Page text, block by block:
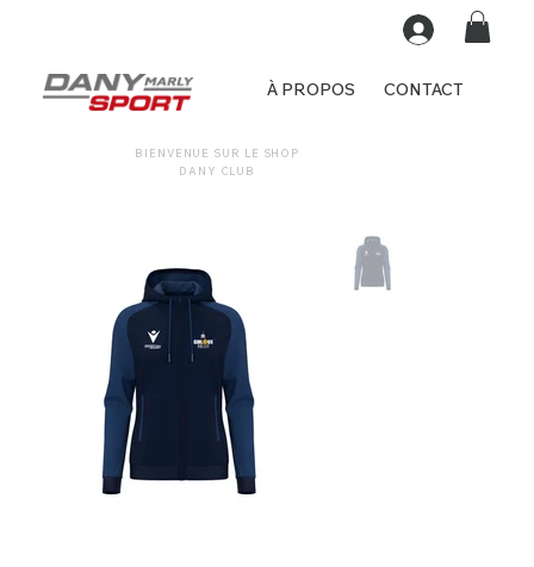
DANY CLUB
BIENVENUE SUR LE SHOP
À PROPOS CONTACT